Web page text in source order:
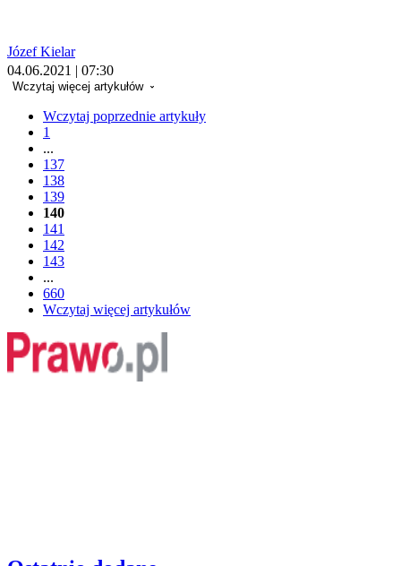
Józef Kielar
04.06.2021 | 07:30
Wczytaj więcej artykułów
Wczytaj poprzednie artykuły
1
...
137
138
139
140
141
142
143
...
660
Wczytaj więcej artykułów